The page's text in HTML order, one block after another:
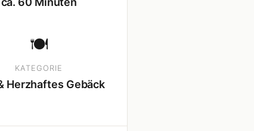
🍽
KATEGORIE
Herzhaftes Gebäck